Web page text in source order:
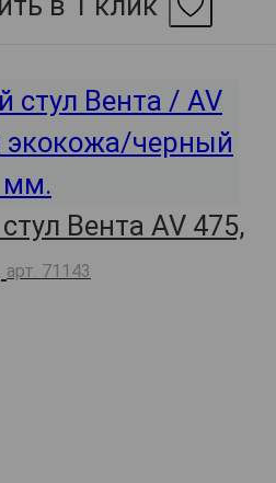
Вента AV 475,
арт. 71143